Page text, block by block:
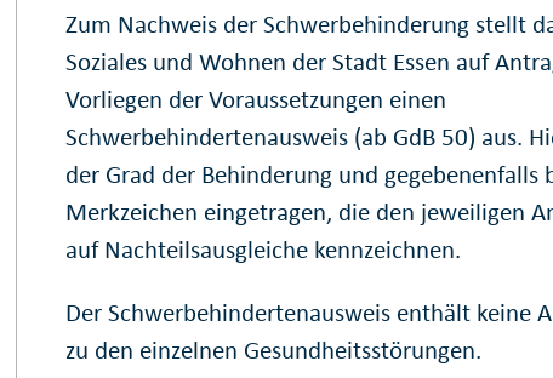
Zum Nachweis der Schwerbehinderung stellt
Soziales und Wohnen der Stadt Essen auf
Vorliegen der Voraussetzungen einen
Schwerbehindertenausweis (ab GdB 50) aus.
der Grad der Behinderung und gegebenenfalls
Merkzeichen eingetragen, die den jeweiligen
auf Nachteilsausgleiche kennzeichnen.
Der Schwerbehindertenausweis enthält keine
zu den einzelnen Gesundheitsstörungen.